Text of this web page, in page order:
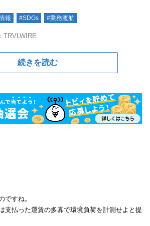
報 #SDGs #業務渡航
TRVLWIRE
続きを読む
ですね。
支払った運賃の多寡で環境負荷を計測せよと提